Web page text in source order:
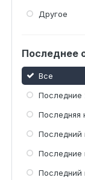
Другое
Последнее
Все
Последние
Последняя
Последний
Последние
Последний